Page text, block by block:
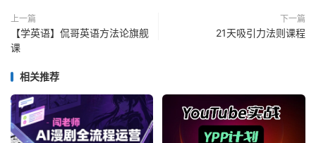
上一篇
【学英语】侃哥英语方法论旗舰
课
下一篇
21天吸引力法则课程
相关推荐